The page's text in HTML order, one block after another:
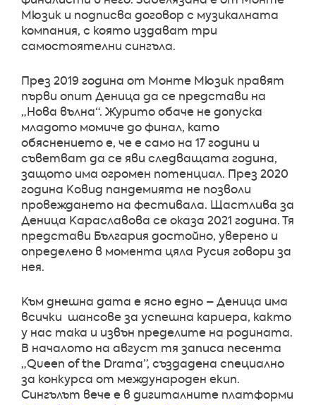
Мюзик и подписва договор с музикалната
компания, с която издават три
самостоятелни сингъла.
През 2019 година от Монте Мюзик правят
първи опит Деница да се представи на
„Нова вълна“. Журито обаче не допуска
младото момиче до финал, като
обяснението е, че е само на 17 години и
съветват да се яви следващата година,
защото има огромен потенциал. През 2020
година Ковид пандемията не позволи
провеждането на фестивала. Щастлива за
Деница Караславова се оказа 2021 година. Тя
представи България достойно, уверено и
определено в момента цяла Русия говори за
нея.
Към днешна дата е ясно едно – Деница има
всички шансове за успешна кариера, както
у нас така и извън пределите на родината.
В началото на август тя записа песента
„Queen of the Drama”, създадена специално
за конкурса от международен екип.
Сингълът вече е в дигиталните платформи